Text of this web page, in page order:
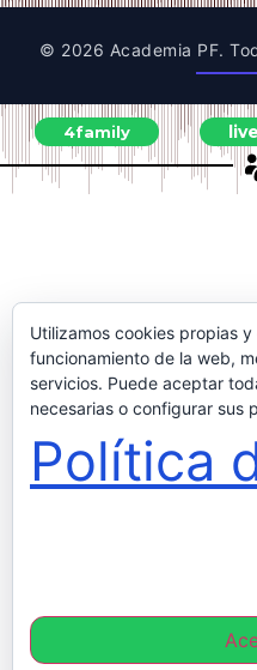
© 2026 Academia PF.
4family
Utilizamos cookies propias
funcionamiento de la web,
servicios. Puede aceptar
necesarias o configurar sus
Política